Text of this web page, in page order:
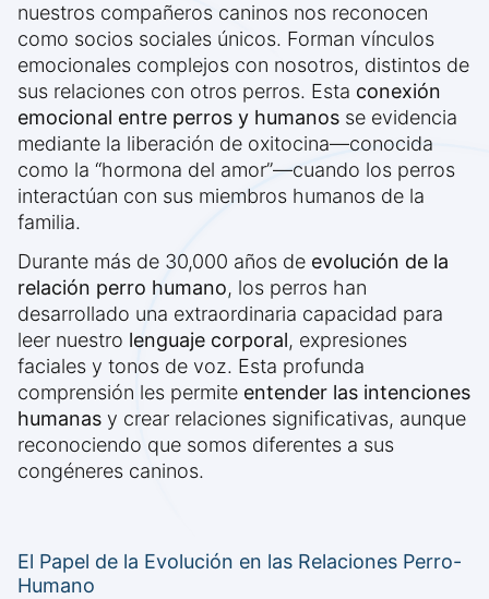
nuestros compañeros caninos nos reconocen
como socios sociales únicos. Forman vínculos
emocionales complejos con nosotros, distintos de
sus relaciones con otros perros. Esta conexión
emocional entre perros y humanos se evidencia
mediante la liberación de oxitocina—conocida
como la “hormona del amor”—cuando los perros
interactúan con sus miembros humanos de la
familia.
Durante más de 30,000 años de evolución de la
relación perro humano, los perros han
desarrollado una extraordinaria capacidad para
leer nuestro lenguaje corporal, expresiones
faciales y tonos de voz. Esta profunda
comprensión les permite entender las intenciones
humanas y crear relaciones significativas, aunque
reconociendo que somos diferentes a sus
congéneres caninos.
El Papel de la Evolución en las Relaciones Perro-
Humano